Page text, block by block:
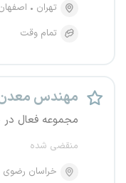
تهران
تمام وقت
مهندس
مجموعه فعال
منقضی شده
خراسان رضوی